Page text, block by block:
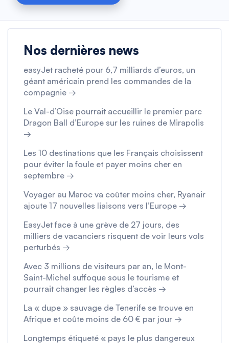
Nos dernières news
easyJet racheté pour 6,7 milliards d’euros, un
géant américain prend les commandes de la
compagnie →
Le Val-d’Oise pourrait accueillir le premier parc
Dragon Ball d’Europe sur les ruines de Mirapolis
→
Les 10 destinations que les Français choisissent
pour éviter la foule et payer moins cher en
septembre →
Voyager au Maroc va coûter moins cher, Ryanair
ajoute 17 nouvelles liaisons vers l’Europe →
EasyJet face à une grève de 27 jours, des
milliers de vacanciers risquent de voir leurs vols
perturbés →
Avec 3 millions de visiteurs par an, le Mont-
Saint-Michel suffoque sous le tourisme et
pourrait changer les règles d’accès →
La « dupe » sauvage de Tenerife se trouve en
Afrique et coûte moins de 60 € par jour →
Longtemps étiqueté « pays le plus dangereux